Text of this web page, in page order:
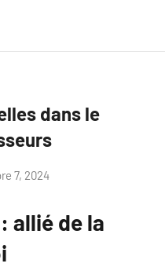
dans le
7, 2024
allié de la